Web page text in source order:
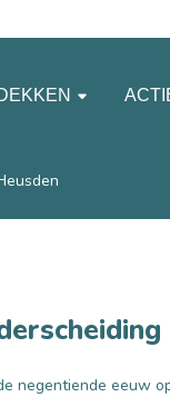
negentiende eeuw